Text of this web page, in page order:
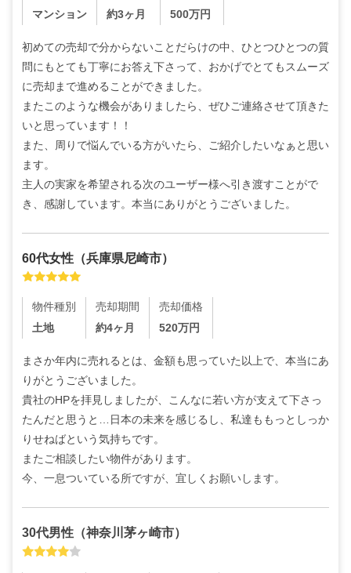
マンション
約3ヶ月
500万円
初めての売却で分からないことだらけの中、ひとつひとつの質
問にもとても丁寧にお答え下さって、おかげでとてもスムーズ
に売却まで進めることができました。
またこのような機会がありましたら、ぜひご連絡させて頂きた
いと思っています！！
また、周りで悩んでいる方がいたら、ご紹介したいなぁと思い
ます。
主人の実家を希望される次のユーザー様へ引き渡すことがで
き、感謝しています。本当にありがとうございました。
60代女性 （兵庫県尼崎市）
物件種別
土地
売却期間
約4ヶ月
売却価格
520万円
まさか年内に売れるとは、金額も思っていた以上で、本当にあ
りがとうございました。
貴社のHPを拝見しましたが、こんなに若い方が支えて下さっ
たんだと思うと…日本の未来を感じるし、私達ももっとしっか
りせねばという気持ちです。
またご相談したい物件があります。
今、一息ついている所ですが、宜しくお願いします。
30代男性 （神奈川茅ヶ崎市）